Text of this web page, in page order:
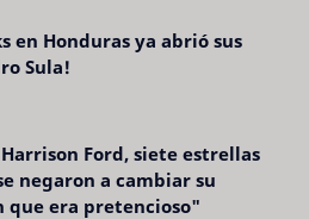
en Honduras ya abrió sus
Sula!
Ford, siete estrellas
negaron a cambiar su
que era pretencioso"